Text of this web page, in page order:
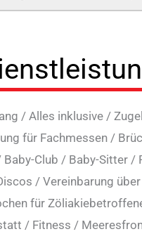
/ Alles inklusive /
für Fachmessen /
Baby-Club / Baby-Sitter /
/ Vereinbarung
für
/ Fitness /